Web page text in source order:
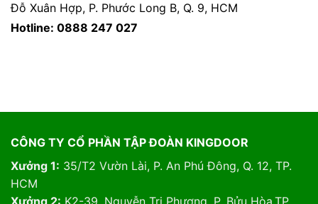
Đỗ Xuân Hợp, P. Phước Long B, Q. 9, HCM
Hotline: 0888 247 027
CÔNG TY CỔ PHẦN TẬP ĐOÀN KINGDOOR
Xưởng 1: 35/T2 Vườn Lài, P. An Phú Đông, Q. 12, TP.
HCM